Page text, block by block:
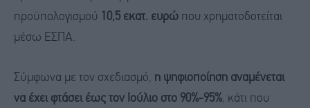
προϋπολογισμού
10,5 εκατ. ευρώ που χρηματοδοτείται
μέσω ΕΣΠΑ.
Σύμφωνα με τον σχεδιασμό, η ψηφιοποίηση αναμένεται
να έχει φτάσει έως τον Ιούλιο στο 90%-95%, κάτι που